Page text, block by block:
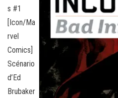
s #1
[Icon/Ma
rvel
Comics]
Scénario
d’Ed
Brubaker